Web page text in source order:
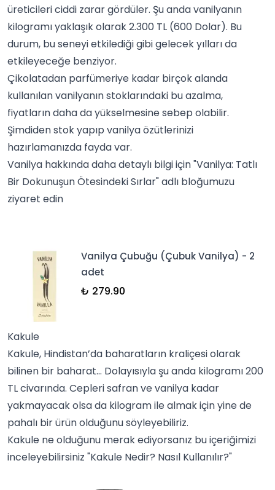
üreticileri ciddi zarar gördüler. Şu anda vanilyanın
kilogramı yaklaşık olarak 2.300 TL (600 Dolar). Bu
durum, bu seneyi etkilediği gibi gelecek yılları da
etkileyeceğe benziyor.
Çikolatadan parfümeriye kadar birçok alanda
kullanılan vanilyanın stoklarındaki bu azalma,
fiyatların daha da yükselmesine sebep olabilir.
Şimdiden stok yapıp vanilya özütlerinizi
hazırlamanızda fayda var.
Vanilya hakkında daha detaylı bilgi için "Vanilya: Tatlı
Bir Dokunuşun Ötesindeki Sırlar" adlı bloğumuzu
ziyaret edin
Vanilya Çubuğu (Çubuk Vanilya) - 2
adet
₺ 279.90
Kakule
Kakule, Hindistan’da baharatların kraliçesi olarak
bilinen bir baharat… Dolayısıyla şu anda kilogramı 200
TL civarında. Cepleri safran ve vanilya kadar
yakmayacak olsa da kilogram ile almak için yine de
pahalı bir ürün olduğunu söyleyebiliriz.
Kakule ne olduğunu merak ediyorsanız bu içeriğimizi
inceleyebilirsiniz "Kakule Nedir? Nasıl Kullanılır?"